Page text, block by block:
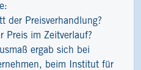
der Preisverhandlung?
Preis im Zeitverlauf?
ergab sich bei
beim Institut für